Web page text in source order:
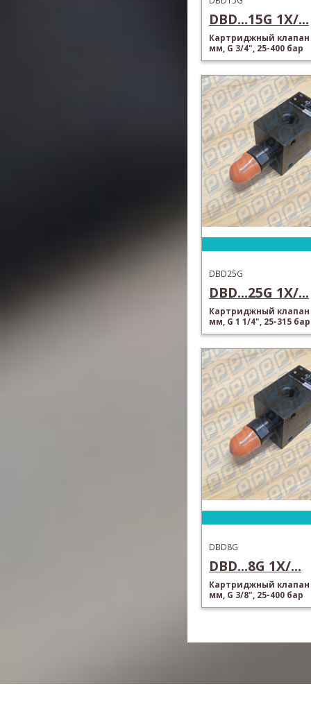
DBD...15G 1X/...
Картриджный клапан
мм, G 3/4", 25-400 бар
DBD25G
DBD...25G 1X/...
Картриджный клапан
мм, G 1 1/4", 25-315 бар
DBD8G
DBD...8G 1X/...
Картриджный клапан
мм, G 3/8", 25-400 бар